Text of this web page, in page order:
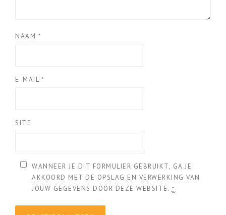
NAAM *
E-MAIL *
SITE
WANNEER JE DIT FORMULIER GEBRUIKT, GA JE
AKKOORD MET DE OPSLAG EN VERWERKING VAN
JOUW GEGEVENS DOOR DEZE WEBSITE. *